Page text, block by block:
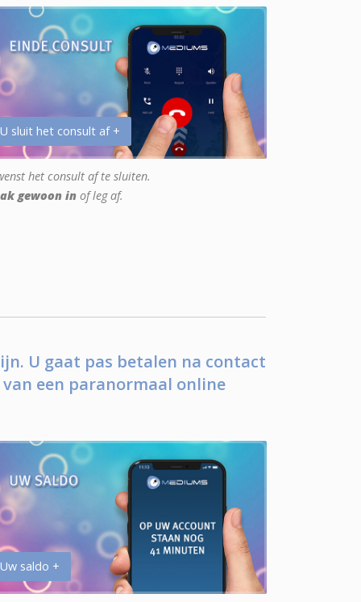
sluit het consult af +
het consult af te sluiten.
gewoon in of leg af.
U gaat pas betalen na contact
een paranormaal online
saldo +